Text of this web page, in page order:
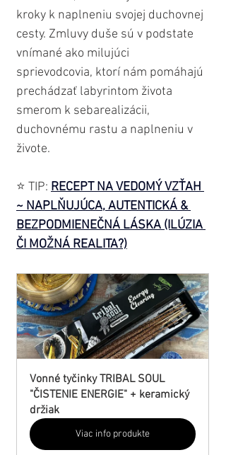
kroky k naplneniu svojej duchovnej
cesty. Zmluvy duše sú v podstate
vnímané ako milujúci
sprievodcovia, ktorí nám pomáhajú
prechádzať labyrintom života
smerom k sebarealizácii,
duchovnému rastu a naplneniu v
živote.
⭐️ TIP: RECEPT NA VEDOMÝ VZŤAH
~ NAPLŇUJÚCA, AUTENTICKÁ &
BEZPODMIENEČNÁ LÁSKA (ILÚZIA
ČI MOŽNÁ REALITA?)
Vonné tyčinky TRIBAL SOUL
"ČISTENIE ENERGIE" + keramický
držiak
Viac info produkte